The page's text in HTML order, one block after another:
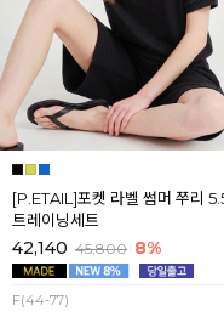
[P.ETAIL]포켓 라벨 썸머 쭈리
트레이닝세트
42,140 45,800 8%
F(44-77)